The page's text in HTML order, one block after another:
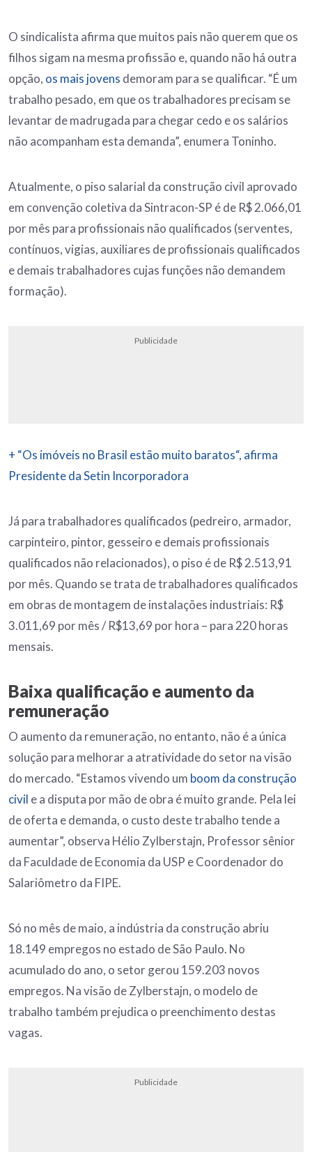
O sindicalista afirma que muitos pais não querem que os
filhos sigam na mesma profissão e, quando não há outra
opção, os mais jovens demoram para se qualificar. “É um
trabalho pesado, em que os trabalhadores precisam se
levantar de madrugada para chegar cedo e os salários
não acompanham esta demanda”, enumera Toninho.
Atualmente, o piso salarial da construção civil aprovado
em convenção coletiva da Sintracon-SP é de R$ 2.066,01
por mês para profissionais não qualificados (serventes,
contínuos, vigias, auxiliares de profissionais qualificados
e demais trabalhadores cujas funções não demandem
formação).
Publicidade
+ “Os imóveis no Brasil estão muito baratos“, afirma
Presidente da Setin Incorporadora
Já para trabalhadores qualificados (pedreiro, armador,
carpinteiro, pintor, gesseiro e demais profissionais
qualificados não relacionados), o piso é de R$ 2.513,91
por mês. Quando se trata de trabalhadores qualificados
em obras de montagem de instalações industriais: R$
3.011,69 por mês / R$13,69 por hora – para 220 horas
mensais.
Baixa qualificação e aumento da
remuneração
O aumento da remuneração, no entanto, não é a única
solução para melhorar a atratividade do setor na visão
do mercado. “Estamos vivendo um boom da construção
civil e a disputa por mão de obra é muito grande. Pela lei
de oferta e demanda, o custo deste trabalho tende a
aumentar”, observa Hélio Zylberstajn, Professor sênior
da Faculdade de Economia da USP e Coordenador do
Salariômetro da FIPE.
Só no mês de maio, a indústria da construção abriu
18.149 empregos no estado de São Paulo. No
acumulado do ano, o setor gerou 159.203 novos
empregos. Na visão de Zylberstajn, o modelo de
trabalho também prejudica o preenchimento destas
vagas.
Publicidade